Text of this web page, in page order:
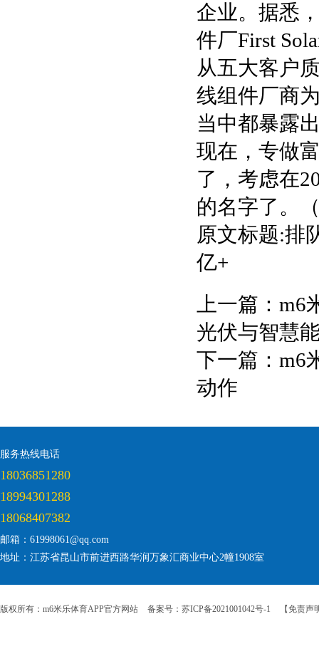
企业。据悉
件厂First
从五大客户
线组件厂商
当中都暴露
现在，专做
了，考虑在
的名字了。
原文标题:排
亿+
上一篇： m6
光伏与智慧
下一篇： m6
动作
服务热线电话
18036851280
18994301288
18068407382
邮箱：61998061@qq.com
地址：江苏省昆山市前进西路华润万象汇商业中心2幢1908室
版权所有：m6米乐体育APP官方网站 备案号：苏ICP备2021001042号-1 【免责声